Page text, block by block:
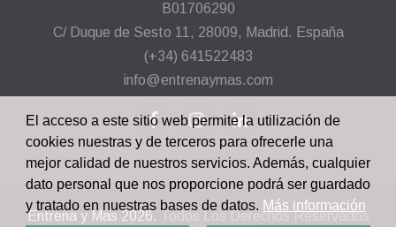
B01706290
C/ Duque de Sesto 11, 28009, Madrid. España
(+34) 641522483
info@entrenaymas.com
Entrena y Mas 2026. Todos Los Derechos Reservados
El acceso a este sitio web permite la utilización de
cookies nuestras y de terceros para ofrecerle una
mejor calidad de nuestros servicios. Además, cualquier
dato personal que nos proporcione podrá ser guardado
y tratado en nuestras bases de datos. Más información